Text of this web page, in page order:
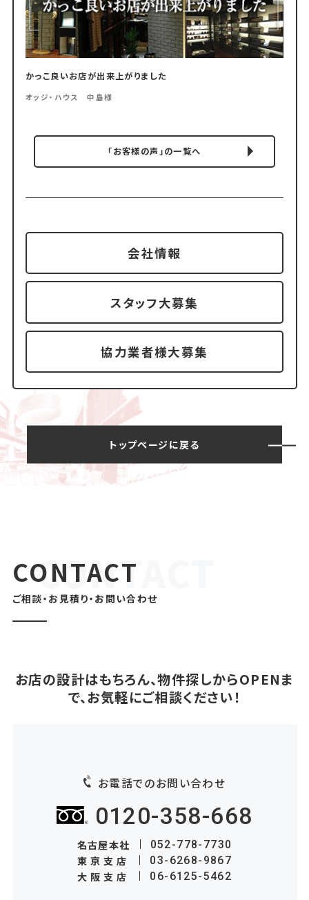
かっこ良いお店が出来上がりました
オッジ・ハウス 中島様
「お客様の声」の一覧へ
会社情報
スタッフ大募集
協力業者様大募集
トップページに戻る
CONTACT
ご相談・お見積り・お問い合わせ
お店の設計はもちろん、物件探しからOPENま
で、お気軽にご相談ください！
お電話でのお問い合わせ
0120-358-668
名古屋本社 052-778-7730
東京支店 03-6268-9867
大阪支店 06-6125-5462